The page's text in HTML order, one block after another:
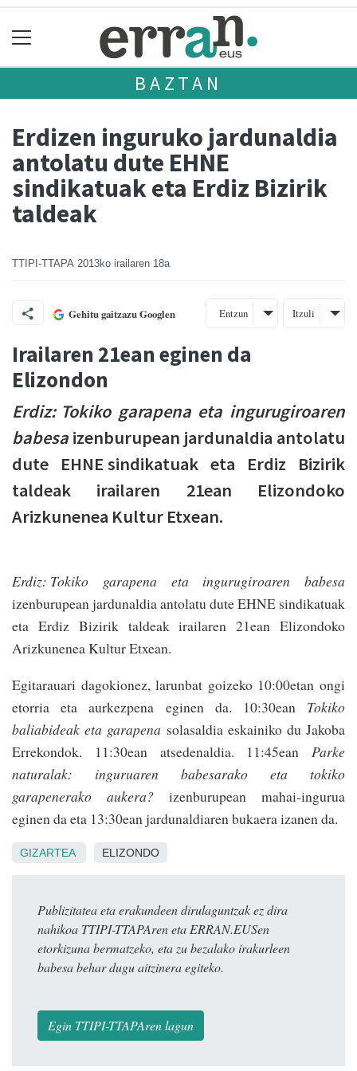
BAZTAN
Erdizen inguruko jardunaldia
antolatu dute EHNE
sindikatuak eta Erdiz Bizirik
taldeak
TTIPI-TTAPA 2013ko irailaren 18a
Gehitu gaitzazu Googlen Entzun Itzuli
Irailaren 21ean eginen da
Elizondon
Erdiz: Tokiko garapena eta ingurugiroaren
babesa izenburupean jardunaldia antolatu
dute EHNE sindikatuak eta Erdiz Bizirik
taldeak irailaren 21ean Elizondoko
Arizkunenea Kultur Etxean.
Erdiz: Tokiko garapena eta ingurugiroaren babesa
izenburupean jardunaldia antolatu dute EHNE sindikatuak
eta Erdiz Bizirik taldeak irailaren 21ean Elizondoko
Arizkunenea Kultur Etxean.
Egitarauari dagokionez, larunbat goizeko 10:00etan ongi
etorria eta aurkezpena eginen da. 10:30ean Tokiko
baliabideak eta garapena solasaldia eskainiko du Jakoba
Erre­kondok. 11:30ean atse­denaldia. 11:45ean Parke
naturalak: inguruaren babesarako eta tokiko
garapenerako aukera? izenburupean mahai-ingu­rua
eginen da eta 13:30ean jardunaldiaren bukaera izanen da.
GIZARTEA ELIZONDO
Publizitatea eta erakundeen dirulaguntzak ez dira
nahikoa TTIPI-TTAPAren eta ERRAN.EUSen
etorkizuna bermatzeko, eta zu bezalako irakurleen
babesa behar dugu aitzinera egiteko.
Egin TTIPI-TTAPAren lagun